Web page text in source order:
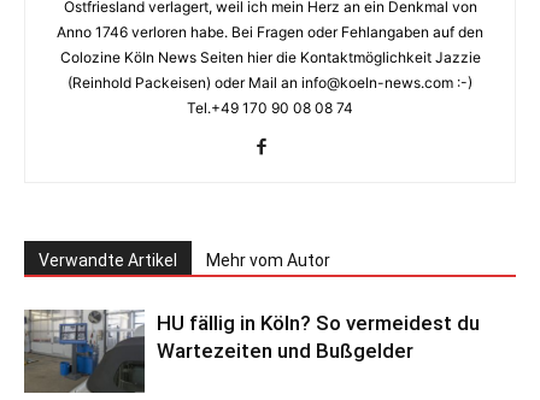
Ostfriesland verlagert, weil ich mein Herz an ein Denkmal von
Anno 1746 verloren habe. Bei Fragen oder Fehlangaben auf den
Colozine Köln News Seiten hier die Kontaktmöglichkeit Jazzie
(Reinhold Packeisen) oder Mail an info@koeln-news.com :-)
Tel.+49 170 90 08 08 74
Verwandte Artikel Mehr vom Autor
HU fällig in Köln? So vermeidest du
Wartezeiten und Bußgelder